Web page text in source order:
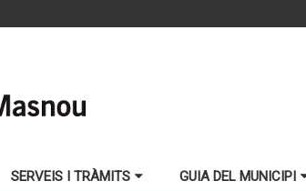
SERVEIS I TRÀMITS GUIA DEL MUNICIPI